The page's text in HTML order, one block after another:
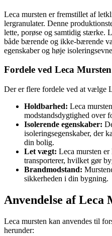
Leca mursten er fremstillet af
lergranulater. Denne
lette, porøse og samtidig stærke.
både bærende og ikke-bærende
egenskaber og høje
Fordele ved Leca Mursten
Der er flere fordele ved at vælge
Holdbarhed: Leca
modstandsdygtighed over
Isolerende egenskaber:
isoleringsegenskaber, der
din bolig.
Let vægt: Leca mursten er
transporterer, hvilket gør
Brandmodstand:
sikkerheden i din bygning.
Anvendelse af Leca
Leca mursten kan anvendes til
herunder: